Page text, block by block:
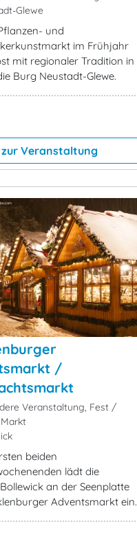
Glewe
und
im Frühjahr
mit regionaler Tradition in
Burg Neustadt-Glewe.
zur Veranstaltung
/
Veranstaltung, Fest /
beiden
lädt die
an der Seenplatte
Adventsmarkt ein.